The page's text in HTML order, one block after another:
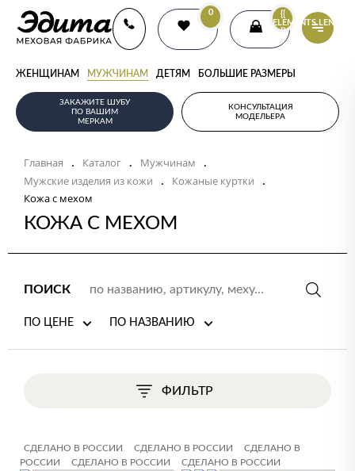
0
{{
ELEMENTS.LENGTH
}}
ЖЕНЩИНАМ МУЖЧИНАМ ДЕТЯМ БОЛЬШИЕ РАЗМЕРЫ
ЗАКАЖИТЕ ШУБУ
ПО ВАШИМ
МЕРКАМ
КОНСУЛЬТАЦИЯ
МОДЕЛЬЕРА
Главная . Каталог . Мужчинам .
Мужские изделия из кожи . Кожаные куртки .
Кожа с мехом
КОЖА С МЕХОМ
ПОИСК
ПО ЦЕНЕ ПО НАЗВАНИЮ
ФИЛЬТР
СДЕЛАНО В РОССИИ СДЕЛАНО В РОССИИ
СДЕЛАНО В
РОССИИ
СДЕЛАНО В РОССИИ
СДЕЛАНО В РОССИИ